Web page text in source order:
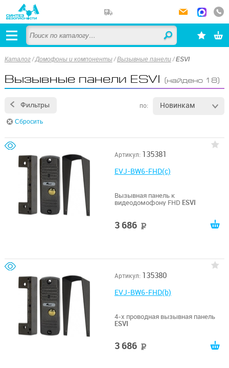
Каталог /Домофоны и компоненты /Вызывные панели/ESVI
Вызывные панели ESVI (найдено 18)
Фильтры по: Новинкам
Сбросить
Артикул: 135381
EVJ-BW6-FHD(c)
Вызывная панель к
видеодомофону FHD ESVI
3 686
Артикул: 135380
EVJ-BW6-FHD(b)
4-х проводная вызывная панель
ESVI
3 686